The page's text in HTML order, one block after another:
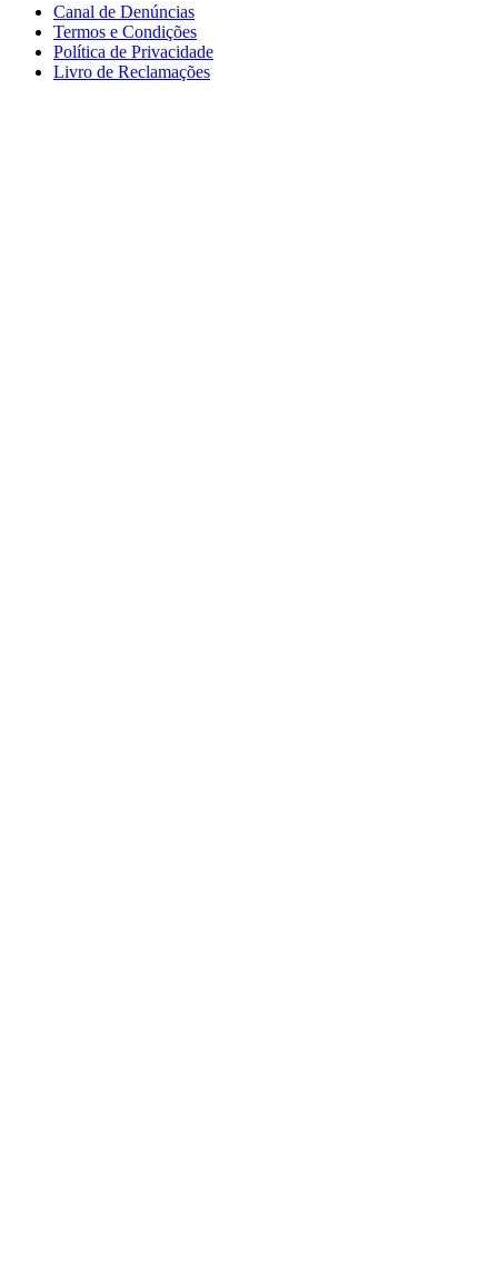
Canal de Denúncias
Termos e Condições
Política de Privacidade
Livro de Reclamações